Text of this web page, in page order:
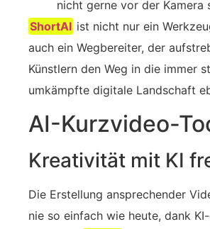
nicht gerne vor der Kamera
ShortAI ist nicht nur ein
auch ein Wegbereiter, der
Künstlern den Weg in die immer
umkämpfte digitale Landschaft
AI-Kurzvideo-
Kreativität mit KI
Die Erstellung ansprechender
nie so einfach wie heute, dank